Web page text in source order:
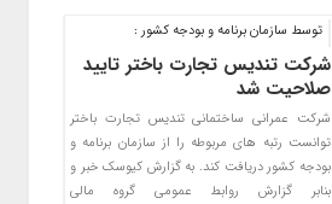
توسط سازمان برنامه و بودجه کشور :
شرکت تندیس تجارت باختر تایید
صلاحیت شد
شرکت عمرانی ساختمانی تندیس تجارت باختر
توانست رتبه های مربوطه را از سازمان برنامه و
بودجه کشور دریافت کند. به گزارش کیوسک خبر و
بنابر گزارش روابط عمومی گروه مالی